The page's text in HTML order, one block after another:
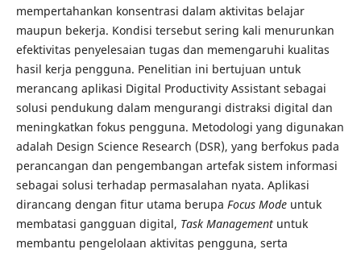
mempertahankan konsentrasi dalam aktivitas belajar
maupun bekerja. Kondisi tersebut sering kali menurunkan
efektivitas penyelesaian tugas dan memengaruhi kualitas
hasil kerja pengguna. Penelitian ini bertujuan untuk
merancang aplikasi Digital Productivity Assistant sebagai
solusi pendukung dalam mengurangi distraksi digital dan
meningkatkan fokus pengguna. Metodologi yang digunakan
adalah Design Science Research (DSR), yang berfokus pada
perancangan dan pengembangan artefak sistem informasi
sebagai solusi terhadap permasalahan nyata. Aplikasi
dirancang dengan fitur utama berupa Focus Modeuntuk
membatasi gangguan digital, Task Managementuntuk
membantu pengelolaan aktivitas pengguna, serta